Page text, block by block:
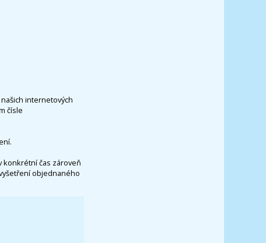
internetových
čísle
konkrétní čas zároveň
objednaného